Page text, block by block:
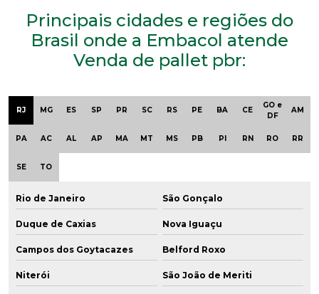
Principais cidades e regiões do
Brasil onde a Embacol atende
Venda de pallet pbr:
RJ MG ES SP PR SC RS PE BA CE
GO e
DF
AM
PA AC AL AP MA MT MS PB PI RN RO RR
SE TO
Rio de Janeiro São Gonçalo
Duque de Caxias Nova Iguaçu
Campos dos Goytacazes Belford Roxo
Niterói São João de Meriti